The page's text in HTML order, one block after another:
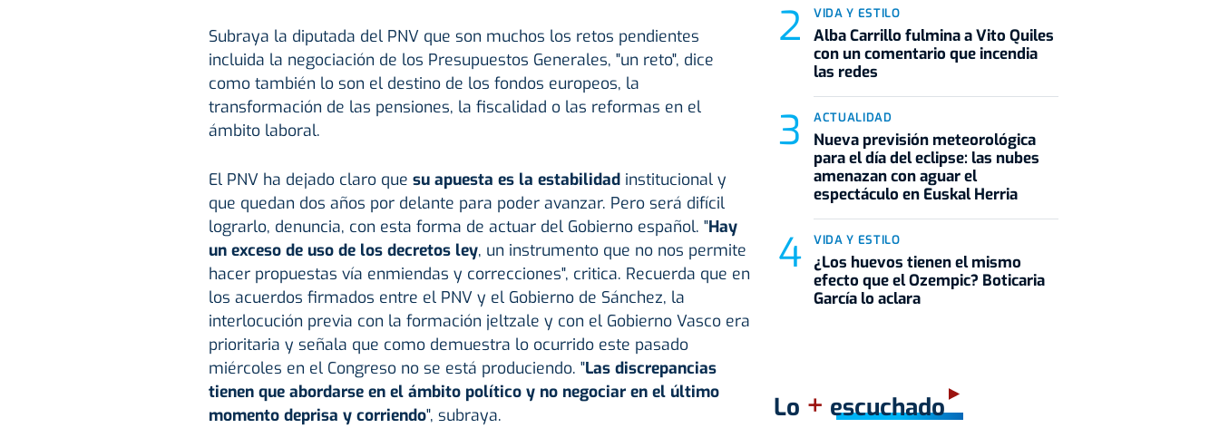
Subraya la diputada del PNV que son muchos los retos pendientes
incluida la negociación de los Presupuestos Generales, "un reto", dice
como también lo son el destino de los fondos europeos, la
transformación de las pensiones, la fiscalidad o las reformas en el
ámbito laboral.
El PNV ha dejado claro que su apuesta es la estabilidadinstitucional y
que quedan dos años por delante para poder avanzar. Pero será difícil
lograrlo, denuncia, con esta forma de actuar del Gobierno español. "Hay
un exceso de uso de los decretos ley, un instrumento que no nos permite
hacer propuestas vía enmiendas y correcciones", critica. Recuerda que en
los acuerdos firmados entre el PNV y el Gobierno de Sánchez, la
interlocución previa con la formación jeltzale y con el Gobierno Vasco era
prioritaria y señala que como demuestra lo ocurrido este pasado
miércoles en el Congreso no se está produciendo. "Las discrepancias
tienen que abordarse en el ámbito político y no negociar en el último
momento deprisa y corriendo", subraya.
VIDA Y ESTILO
Alba Carrillo fulmina a Vito Quiles
con un comentario que incendia
las redes
ACTUALIDAD
Nueva previsión meteorológica
para el día del eclipse: las nubes
amenazan con aguar el
espectáculo en Euskal Herria
VIDA Y ESTILO
¿Los huevos tienen el mismo
efecto que el Ozempic? Boticaria
García lo aclara
Lo + escuchado